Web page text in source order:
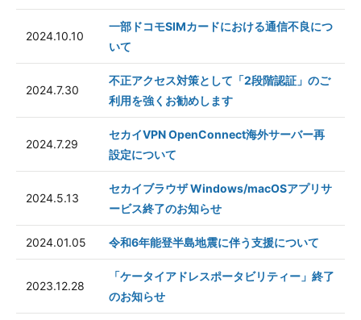
2024.10.10
一部ドコモSIMカードにおける通信不良につ
いて
2024.7.30
不正アクセス対策として「2段階認証」のご
利用を強くお勧めします
2024.7.29
セカイVPN OpenConnect海外サーバー再
設定について
2024.5.13
セカイブラウザ Windows/macOSアプリサ
ービス終了のお知らせ
2024.01.05 令和6年能登半島地震に伴う支援について
2023.12.28
「ケータイアドレスポータビリティー」終了
のお知らせ